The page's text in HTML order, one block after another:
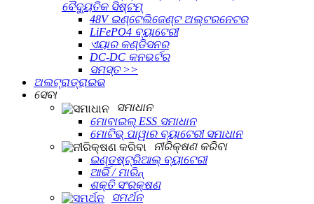
ବୈଦ୍ୟୁତିକ ସିଷ୍ଟମ୍
48V ଇଣ୍ଟେଲିଜେଣ୍ଟ ଅଲ୍ଟରନେଟର
LiFePO4 ବ୍ୟାଟେରୀ
ଏୟାର କଣ୍ଡିସନର
DC-DC କନଭର୍ଟର
ସମସ୍ତ >>
ଅଲଟ୍ରାଡ୍ରାଇଭ
ସେବା
ସମାଧାନ
ମୋବାଇଲ୍ ESS ସମାଧାନ
ମୋଟିଭ୍ ପାୱାର ବ୍ୟାଟେରୀ ସମାଧାନ
ନୀରିକ୍ଷଣ କରିବା
ଇଣ୍ଡଷ୍ଟ୍ରିଆଲ୍ ବ୍ୟାଟେରୀ
ଆର୍ଭି / ମାରିନ୍
ଶକ୍ତି ସଂରକ୍ଷଣ
ସମର୍ଥନ